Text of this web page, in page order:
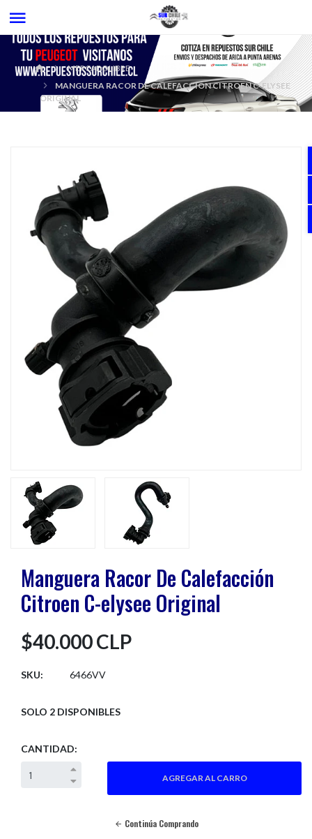
MERCADOLIBRE
MANGUERA RACOR DE CALEFACCIÓN CITROEN C-ELYSEE
ORIGINAL
Previous
Manguera Racor De Calefacción
Citroen C-elysee Original
$40.000 CLP
SKU: 6466VV
SOLO 2 DISPONIBLES
CANTIDAD:
Continúa Comprando